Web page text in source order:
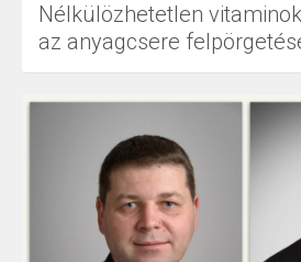
Nélkülözhetetlen
az anyagcsere